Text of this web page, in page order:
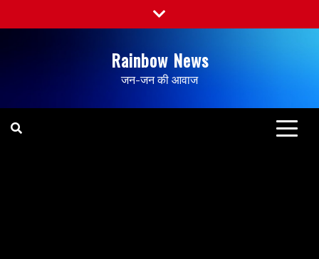
Rainbow News
जन-जन की आवाज